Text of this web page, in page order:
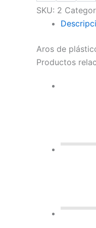
SKU: 2
Aros de
Productos